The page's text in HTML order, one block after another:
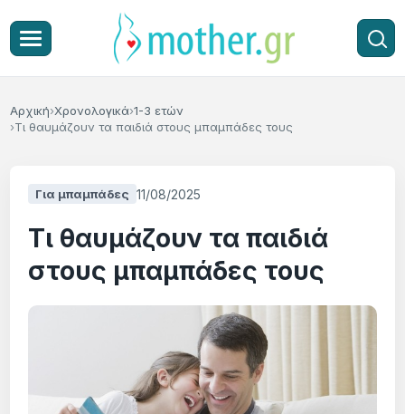
Αρχική Χρονολογικά 1-3 ετών
Τι θαυμάζουν τα παιδιά στους μπαμπάδες τους
Για μπαμπάδες 11/08/2025
Τι θαυμάζουν τα παιδιά
στους μπαμπάδες τους